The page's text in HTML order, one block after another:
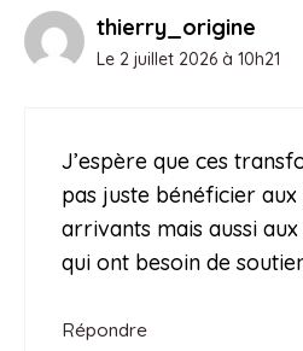
thierry_origine
Le 2 juillet 2026 à 10h21
J’espère que ces
pas juste bénéficier
arrivants mais aussi
qui ont besoin de
Répondre